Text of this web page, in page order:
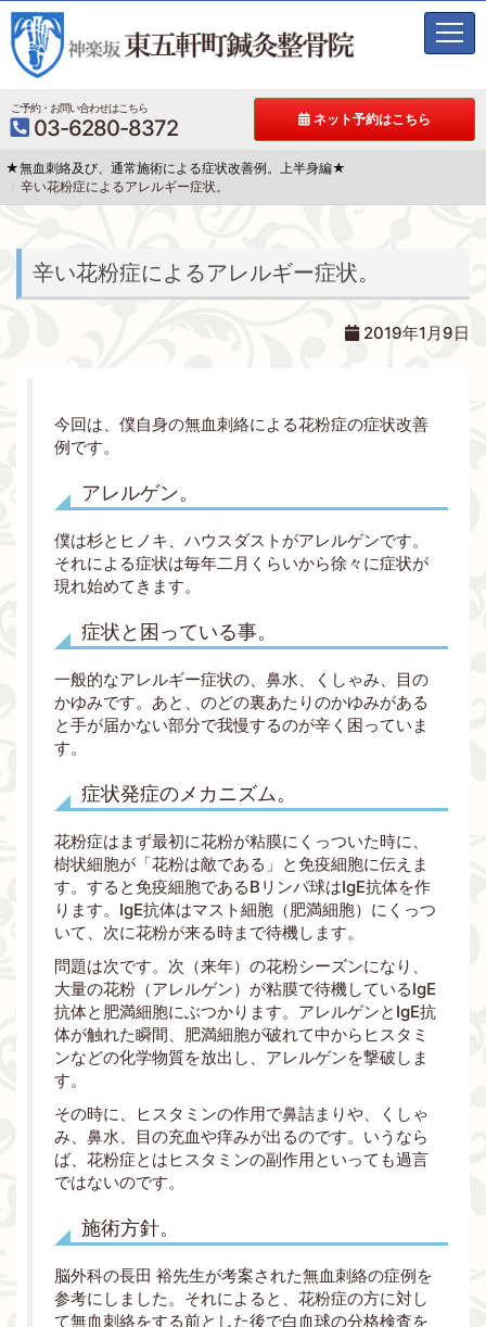
t
i
ご予約・お問い合わせはこちら
03-6280-8372 ネット予約はこちら
★無血刺絡及び、通常施術による症状改善例。上半身編★
辛い花粉症によるアレルギー症状。
辛い花粉症によるアレルギー症状。
2019年1月9日
今回は、僕自身の無血刺絡による花粉症の症状改善
例です。
アレルゲン。
僕は杉とヒノキ、ハウスダストがアレルゲンです。
それによる症状は毎年二月くらいから徐々に症状が
現れ始めてきます。
症状と困っている事。
一般的なアレルギー症状の、鼻水、くしゃみ、目の
かゆみです。あと、のどの裏あたりのかゆみがある
と手が届かない部分で我慢するのが辛く困っていま
す。
症状発症のメカニズム。
花粉症はまず最初に花粉が粘膜にくっついた時に、
樹状細胞が「花粉は敵である」と免疫細胞に伝えま
す。すると免疫細胞であるBリンパ球はIgE抗体を作
ります。IgE抗体はマスト細胞（肥満細胞）にくっつ
いて、次に花粉が来る時まで待機します。
問題は次です。次（来年）の花粉シーズンになり、
大量の花粉（アレルゲン）が粘膜で待機しているIgE
抗体と肥満細胞にぶつかります。アレルゲンとIgE抗
体が触れた瞬間、肥満細胞が破れて中からヒスタミ
ンなどの化学物質を放出し、アレルゲンを撃破しま
す。
その時に、ヒスタミンの作用で鼻詰まりや、くしゃ
み、鼻水、目の充血や痒みが出るのです。いうなら
ば、花粉症とはヒスタミンの副作用といっても過言
ではないのです。
施術方針。
脳外科の長田 裕先生が考案された無血刺絡の症例を
参考にしました。それによると、花粉症の方に対し
て無血刺絡をする前とした後で白血球の分格検査を